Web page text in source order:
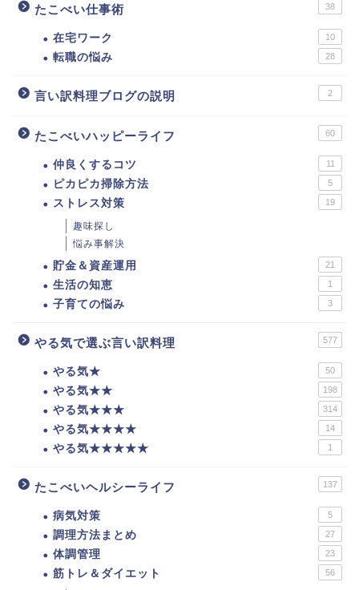
たこべい仕事術 38
在宅ワーク 10
転職の悩み 28
言い訳料理ブログの説明 2
たこべいハッピーライフ 60
仲良くするコツ 11
ピカピカ掃除方法 5
ストレス対策 19
趣味探し
悩み事解決
貯金＆資産運用 21
生活の知恵 1
子育ての悩み 3
やる気で選ぶ言い訳料理 577
やる気★ 50
やる気★★ 198
やる気★★★ 314
やる気★★★★ 14
やる気★★★★★ 1
たこべいヘルシーライフ 137
病気対策 5
調理方法まとめ 27
体調管理 23
筋トレ＆ダイエット 56